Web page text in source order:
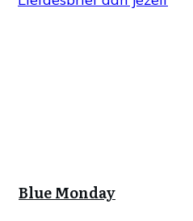
Blue Monday